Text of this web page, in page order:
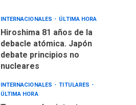
INTERNACIONALES ÚLTIMA HORA
Hiroshima 81 años de la
debacle atómica. Japón
debate principios no
nucleares
INTERNACIONALES
TITULARES
ÚLTIMA HORA